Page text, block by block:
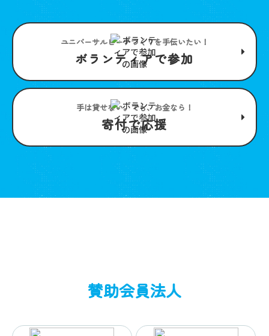
ユニバーサルビーチつくりを手伝いたい！
ボランティアで参加
手は貸せない。でも、お金なら！
寄付で応援
賛助会員法人